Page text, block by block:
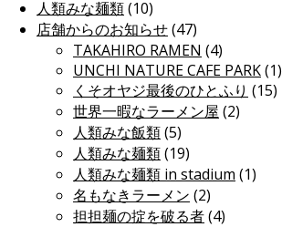
人類みな麺類(10)
店舗からのお知らせ(47)
TAKAHIRO RAMEN (4)
UNCHI NATURE CAFE PARK(1)
くそオヤジ最後のひとふり (15)
世界一暇なラーメン屋 (2)
人類みな飯類(5)
人類みな麺類(19)
人類みな麺類 in stadium (1)
名もなきラーメン (2)
担担麺の掟を破る者(4)